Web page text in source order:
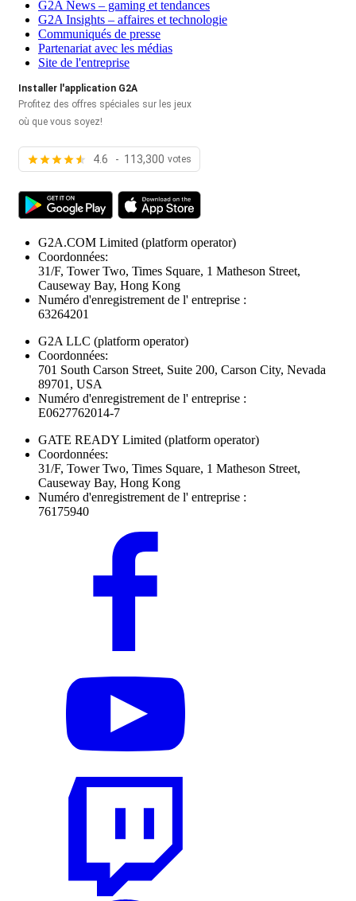
G2A News – gaming et tendances
G2A Insights – affaires et technologie
Communiqués de presse
Partenariat avec les médias
Site de l'entreprise
Installer l'application G2A
Profitez des offres spéciales sur les jeux
où que vous soyez!
4.6 - 113,300 votes
G2A.COM Limited (platform operator)
Coordonnées:
31/F, Tower Two, Times Square, 1 Matheson Street,
Causeway Bay, Hong Kong
Numéro d'enregistrement de l' entreprise :
63264201
G2A LLC (platform operator)
Coordonnées:
701 South Carson Street, Suite 200, Carson City, Nevada
89701, USA
Numéro d'enregistrement de l' entreprise :
E0627762014-7
GATE READY Limited (platform operator)
Coordonnées:
31/F, Tower Two, Times Square, 1 Matheson Street,
Causeway Bay, Hong Kong
Numéro d'enregistrement de l' entreprise :
76175940